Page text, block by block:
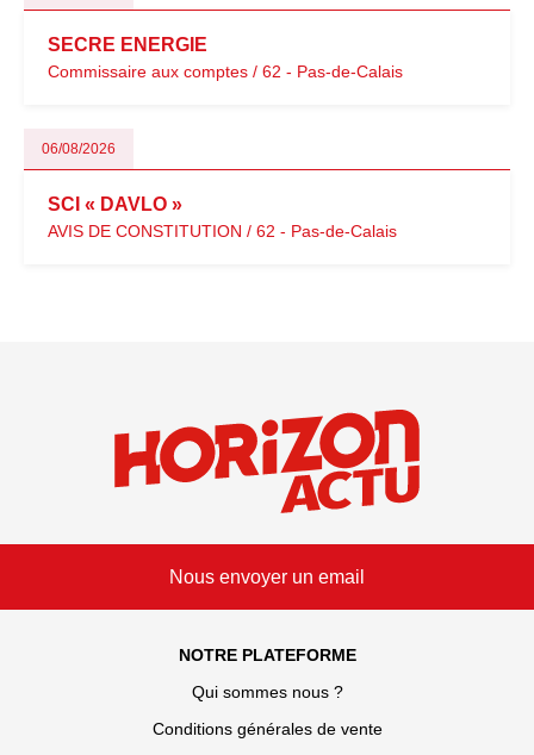
SECRE ENERGIE
Commissaire aux comptes / 62 - Pas-de-Calais
06/08/2026
SCI « DAVLO »
AVIS DE CONSTITUTION / 62 - Pas-de-Calais
Nous envoyer un email
NOTRE PLATEFORME
Qui sommes nous ?
Conditions générales de vente